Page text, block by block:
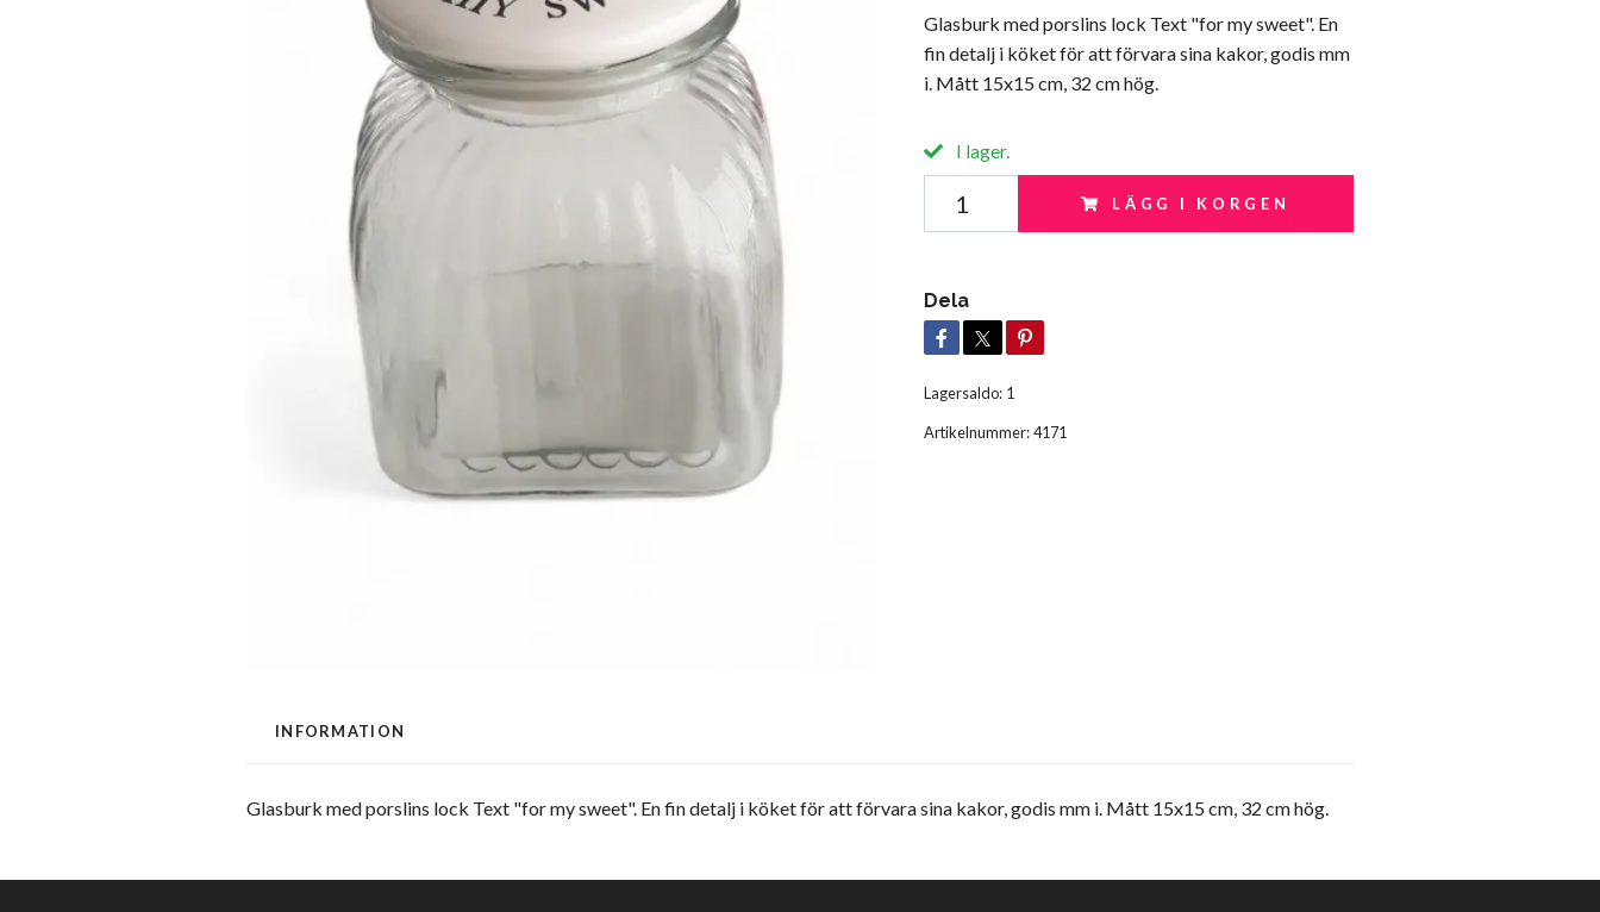
Glasburk med porslins lock Text "for my sweet". En
fin detalj i köket för att förvara sina kakor, godis mm
i. Mått 15x15 cm, 32 cm hög.
I lager.
LÄGG I KORGEN
Dela
Lagersaldo: 1
Artikelnummer:4171
INFORMATION
Glasburk med porslins lock Text "for my sweet". En fin detalj i köket för att förvara sina kakor, godis mm i. Mått 15x15 cm, 32 cm hög.